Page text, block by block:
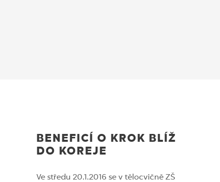
BENEFICÍ O KROK BLÍŽ
DO KOREJE
Ve středu 20.1.2016 se v tělocvičně ZŠ